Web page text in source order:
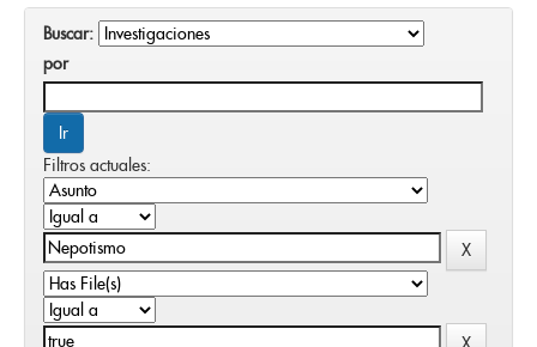
Buscar:
por
Filtros actuales: